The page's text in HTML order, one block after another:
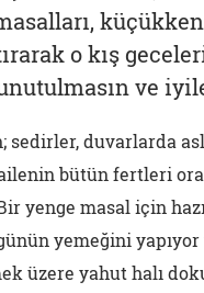
o kış
ve
sedirler, duvarlarda
bütün fertleri
yenge masal için
yemeğini
üzere yahut halı